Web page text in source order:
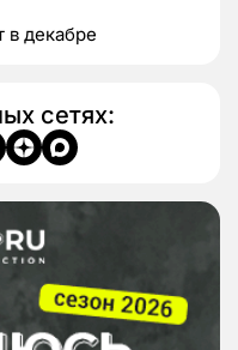
в декабре
сетях: